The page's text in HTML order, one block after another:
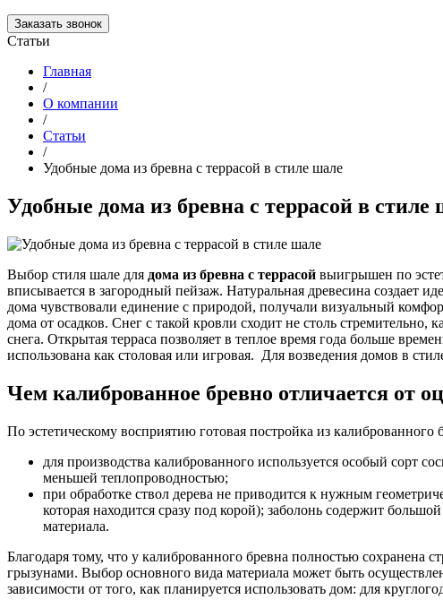
Заказать звонок
Статьи
Главная
/
О компании
/
Статьи
/
Удобные дома из бревна с террасой в стиле шале
Удобные дома из бревна с террасой в стиле
Выбор стиля шале для дома из бревна с террасой выигрышен по
вписывается в загородный пейзаж. Натуральная древесина создает
дома чувствовали единение с природой, получали визуальный
дома от осадков. Снег с такой кровли сходит не столь
снега. Открытая терраса позволяет в теплое время года больше
использована как столовая или игровая. Для возведения домов в
Чем калиброванное бревно отличается от
По эстетическому восприятию готовая постройка из
для производства калиброванного используется особый сорт
меньшей теплопроводностью;
при обработке ствол дерева не приводится к нужным
которая находится сразу под корой); заболонь содержит
материала.
Благодаря тому, что у калиброванного бревна полностью сохранена
грызунами. Выбор основного вида материала может быть
зависимости от того, как планируется использовать дом: для